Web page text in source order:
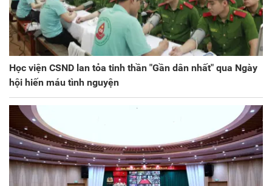
Học viện CSND lan tỏa tinh thần "Gần dân nhất" qua Ngày
hội hiến máu tình nguyện